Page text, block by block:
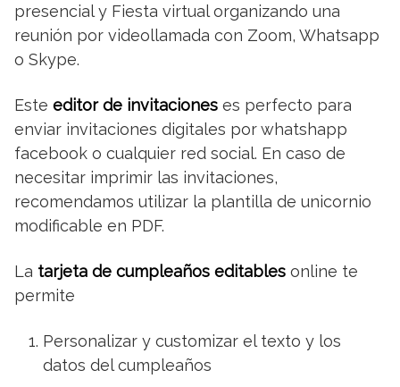
presencial y Fiesta virtual organizando una
reunión por videollamada con Zoom, Whatsapp
o Skype.
Este editor de invitaciones es perfecto para
enviar invitaciones digitales por whatshapp
facebook o cualquier red social. En caso de
necesitar imprimir las invitaciones,
recomendamos utilizar la plantilla de unicornio
modificable en PDF.
La tarjeta de cumpleaños editables online te
permite
Personalizar y customizar el texto y los
datos del cumpleaños